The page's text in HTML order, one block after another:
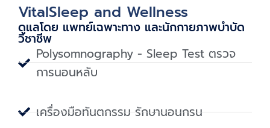
VitalSleep and Wellness
ดูแลโดย แพทย์เฉพาะทาง และนักกายภาพบําบัด
วิชาชีพ
Polysomnography - Sleep Test ตรวจ
การนอนหลับ
เครื่องมือทันตกรรม รักษานอนกรน